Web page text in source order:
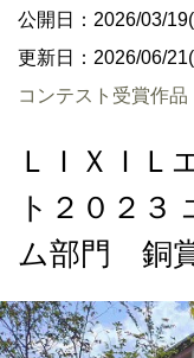
公開日：2026/03/
更新日：2026/06/
コンテスト受賞作品
ＬＩＸＩＬ
ト２０２３
ム部門 銅